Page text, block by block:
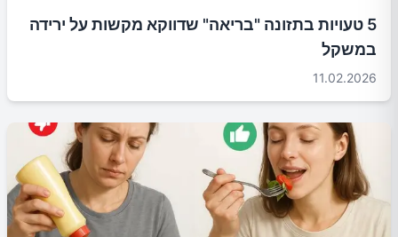
5 טעויות בתזונה "בריאה" שדווקא מקשות על ירידה
במשקל
11.02.2026